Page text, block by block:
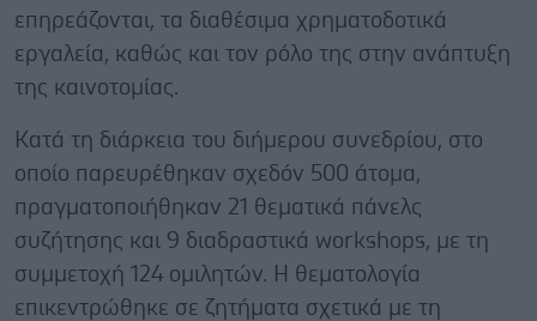
επηρεάζονται, τα διαθέσιμα χρηματοδοτικά
εργαλεία, καθώς και τον ρόλο της στην ανάπτυξη
της καινοτομίας.
Κατά τη διάρκεια του διήμερου συνεδρίου, στο
οποίο παρευρέθηκαν σχεδόν 500 άτομα,
πραγματοποιήθηκαν 21 θεματικά πάνελς
συζήτησης και 9 διαδραστικά workshops, με τη
συμμετοχή 124 ομιλητών. Η θεματολογία
επικεντρώθηκε σε ζητήματα σχετικά με τη